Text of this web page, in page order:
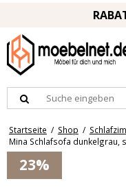
Startseite / Shop /
Mina Schlafsofa dunkelgrau,
23%